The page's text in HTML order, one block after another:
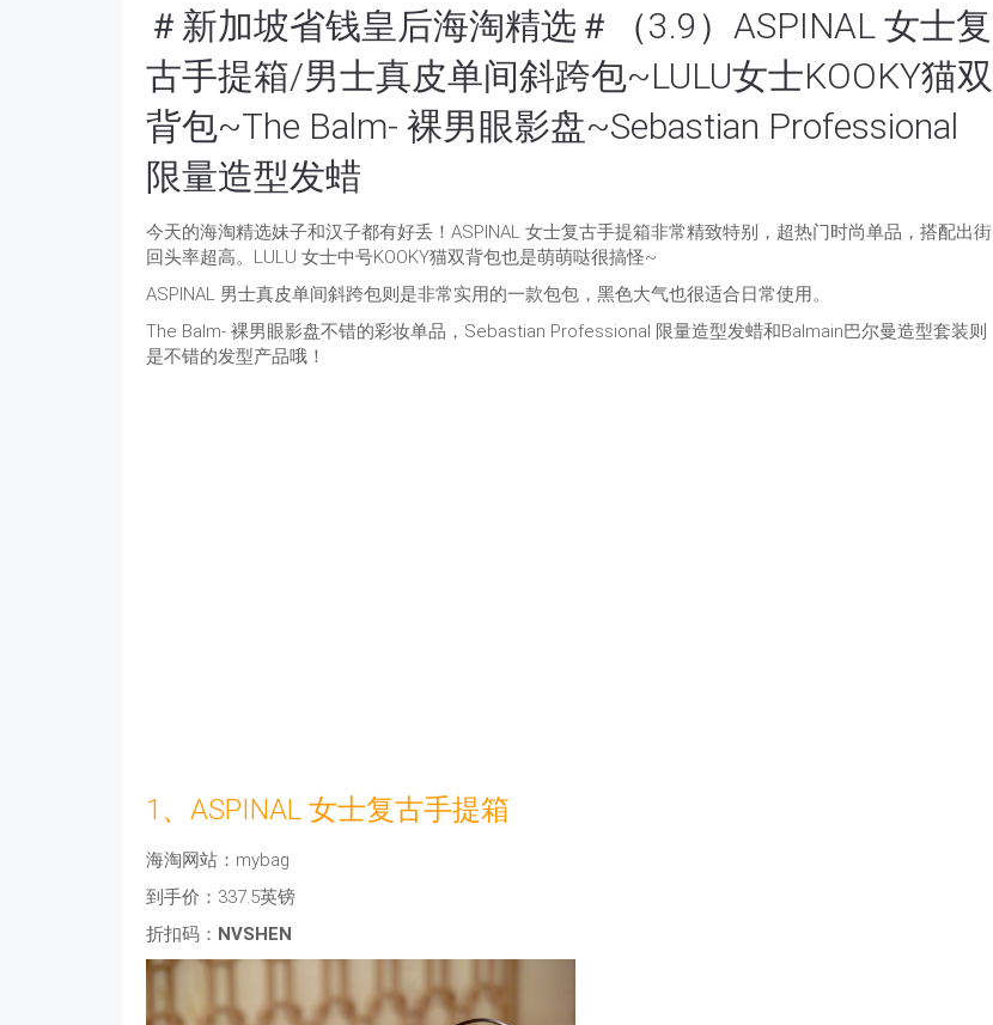
＃新加坡省钱皇后海淘精选＃（3.9）ASPINAL 女士复
古手提箱/男士真皮单间斜跨包~LULU女士KOOKY猫双
背包~The Balm- 裸男眼影盘~Sebastian Professional
限量造型发蜡
今天的海淘精选妹子和汉子都有好丢！ASPINAL 女士复古手提箱非常精致特别，超热门时尚单品，搭配出街
回头率超高。LULU 女士中号KOOKY猫双背包也是萌萌哒很搞怪~
ASPINAL 男士真皮单间斜跨包则是非常实用的一款包包，黑色大气也很适合日常使用。
The Balm- 裸男眼影盘不错的彩妆单品，Sebastian Professional 限量造型发蜡和Balmain巴尔曼造型套装则
是不错的发型产品哦！
1、ASPINAL 女士复古手提箱
海淘网站：mybag
到手价：337.5英镑
折扣码： NVSHEN